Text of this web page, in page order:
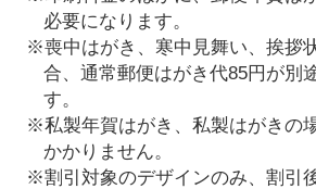
必要になります。
※喪中はがき、寒中見舞い、挨拶
合、通常郵便はがき代85円が別
す。
※私製年賀はがき、私製はがきの
かかりません。
※割引対象のデザインのみ、割引